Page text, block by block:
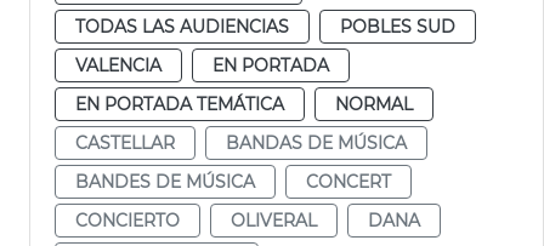
TODAS LAS AUDIENCIAS
POBLES SUD
VALENCIA
EN PORTADA
EN PORTADA TEMÁTICA
NORMAL
CASTELLAR
BANDAS DE MÚSICA
BANDES DE MÚSICA
CONCERT
CONCIERTO
OLIVERAL
DANA